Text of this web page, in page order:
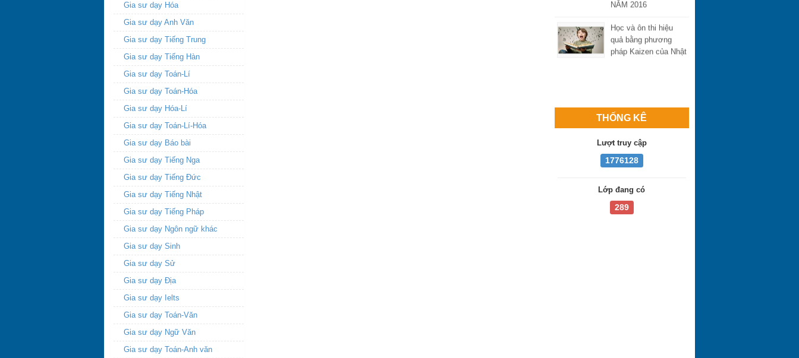
Gia sư dạy Hóa
Gia sư dạy Anh Văn
Gia sư dạy Tiếng Trung
Gia sư dạy Tiếng Hàn
Gia sư dạy Toán-Lí
Gia sư dạy Toán-Hóa
Gia sư dạy Hóa-Lí
Gia sư dạy Toán-Lí-Hóa
Gia sư dạy Báo bài
Gia sư dạy Tiếng Nga
Gia sư dạy Tiếng Đức
Gia sư dạy Tiếng Nhật
Gia sư dạy Tiếng Pháp
Gia sư dạy Ngôn ngữ khác
Gia sư dạy Sinh
Gia sư dạy Sử
Gia sư dạy Địa
Gia sư dạy Ielts
Gia sư dạy Toán-Văn
Gia sư dạy Ngữ Văn
Gia sư dạy Toán-Anh văn
quả bằng phương
pháp Kaizen của Nhật
THỐNG KÊ
Lượt truy cập
1776128
Lớp đang có
289